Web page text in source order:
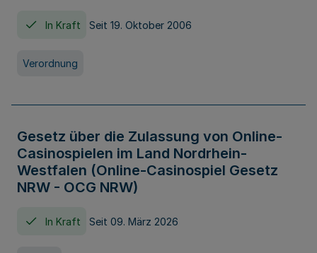
In Kraft Seit 19. Oktober 2006
Verordnung
Gesetz über die Zulassung von Online-
Casinospielen im Land Nordrhein-
Westfalen (Online-Casinospiel Gesetz
NRW - OCG NRW)
In Kraft Seit 09. März 2026